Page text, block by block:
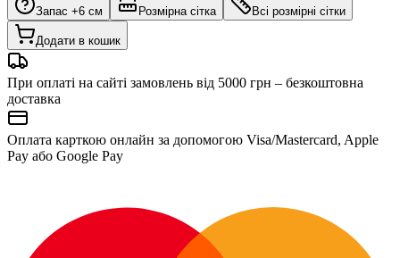
Запас +6 см Розмірна сітка Всі розмірні сітки
Додати в кошик
При оплаті на сайті замовлень від 5000 грн – безкоштовна
доставка
Оплата карткою онлайн за допомогою Visa/Mastercard, Apple
Pay або Google Pay